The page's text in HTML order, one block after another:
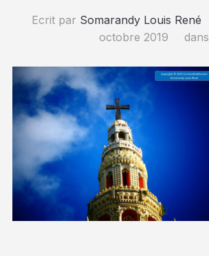
Ecrit par Somarandy Louis René
octobre 2019
dans